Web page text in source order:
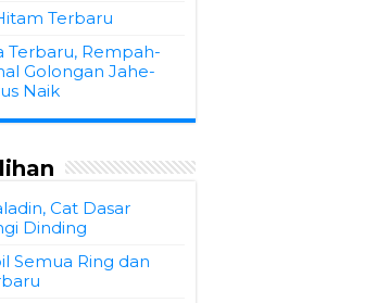
Terbaru
Terbaru, Rempah-
Golongan Jahe-
Naik
Cat Dasar
Dinding
Semua Ring dan